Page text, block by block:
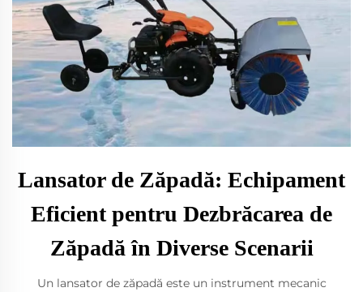
Lansator de Zăpadă: Echipament
Eficient pentru Dezbrăcarea de
Zăpadă în Diverse Scenarii
Un lansator de zăpadă este un instrument mecanic